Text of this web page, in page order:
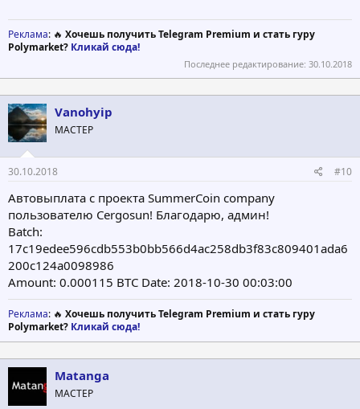
Реклама: 🔥 Хочешь получить Telegram Premium и стать гуру
Polymarket? Кликай сюда!
Последнее редактирование: 30.10.2018
Vanohyip
МАСТЕР
30.10.2018 #10
Автовыплата с проекта SummerCoin company
пользователю Cergosun! Благодарю, админ!
Batch:
17c19edee596cdb553b0bb566d4ac258db3f83c809401ada6
200c124a0098986
Amount: 0.000115 BTC Date: 2018-10-30 00:03:00
Реклама: 🔥 Хочешь получить Telegram Premium и стать гуру
Polymarket? Кликай сюда!
Matanga
МАСТЕР